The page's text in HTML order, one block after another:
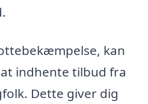
kan
indhente tilbud fra
Dette giver dig